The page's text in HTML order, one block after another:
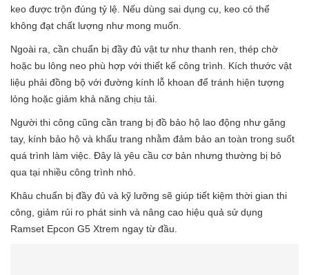
keo được trộn đúng tỷ lệ. Nếu dùng sai dụng cụ, keo có thể
không đạt chất lượng như mong muốn.
Ngoài ra, cần chuẩn bị đầy đủ vật tư như thanh ren, thép chờ
hoặc bu lông neo phù hợp với thiết kế công trình. Kích thước vật
liệu phải đồng bộ với đường kính lỗ khoan để tránh hiện tượng
lỏng hoặc giảm khả năng chịu tải.
Người thi công cũng cần trang bị đồ bảo hộ lao động như găng
tay, kính bảo hộ và khẩu trang nhằm đảm bảo an toàn trong suốt
quá trình làm việc. Đây là yêu cầu cơ bản nhưng thường bị bỏ
qua tại nhiều công trình nhỏ.
Khâu chuẩn bị đầy đủ và kỹ lưỡng sẽ giúp tiết kiệm thời gian thi
công, giảm rủi ro phát sinh và nâng cao hiệu quả sử dụng
Ramset Epcon G5 Xtrem ngay từ đầu.